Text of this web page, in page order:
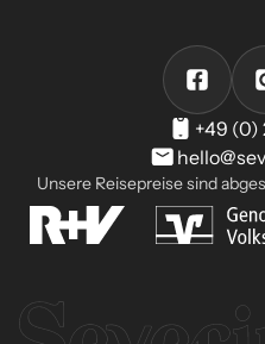
+49 (0)
Unsere Reisepreise sind